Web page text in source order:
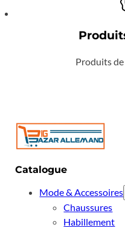
Produits
Catalogue
Mode & Accessoires
Chaussures
Habillement